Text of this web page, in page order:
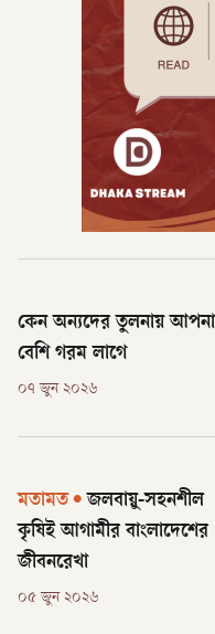
কেন অন্যদের তুলনায়
বেশি গরম লাগে
০৭ জুন ২০২৬
মতামত • জলবায়ু-সহনশীল
কৃষিই আগামীর বাংলাদেশের
জীবনরেখা
০৫ জুন ২০২৬